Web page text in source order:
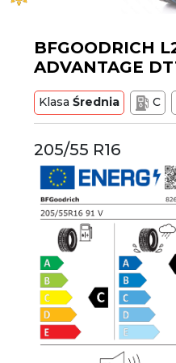
BFGOODRICH
ADVANTAGE
KlasaŚrednia C
205/55 R16